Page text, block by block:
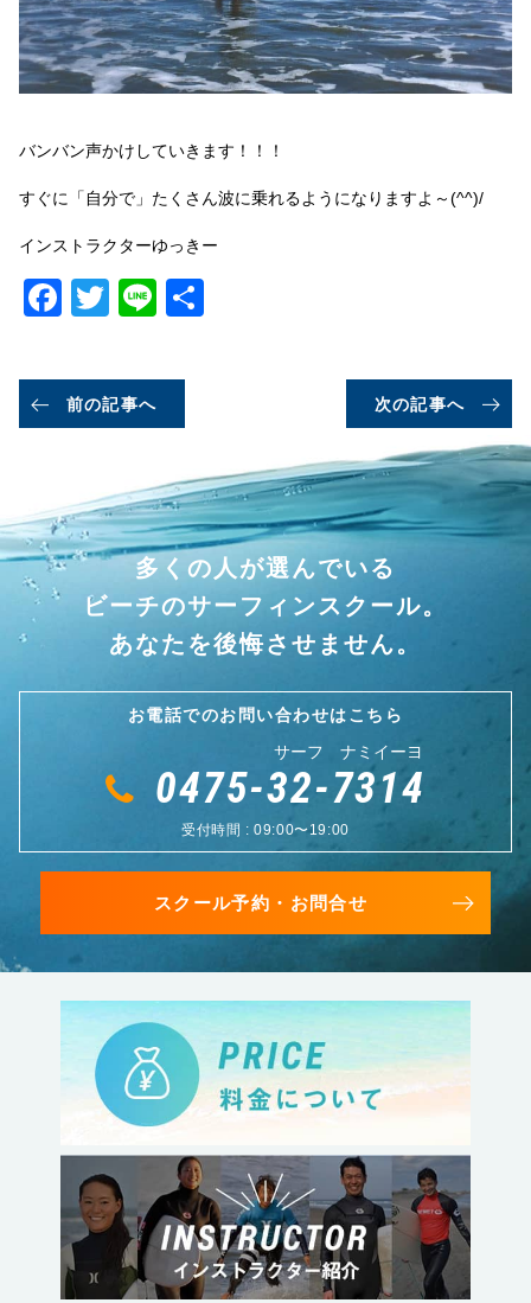
バンバン声かけしていきます！！！
すぐに「自分で」たくさん波に乗れるようになりますよ～(^^)/
インストラクターゆっきー
Facebook
Twitter
Line
前の記事へ 次の記事へ
多くの人が選んでいる
ビーチのサーフィンスクール。
あなたを後悔させません。
お電話でのお問い合わせはこちら
サーフ ナミイーヨ
0475-32-7314
受付時間 : 09:00〜19:00
スクール予約・お問合せ